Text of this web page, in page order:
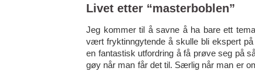
Livet etter “masterboblen”
Jeg kommer til å savne å ha bare ett
vært fryktinngytende å skulle bli ekspert
en fantastisk utfordring å få prøve seg på
gøy når man får det til. Særlig når man er